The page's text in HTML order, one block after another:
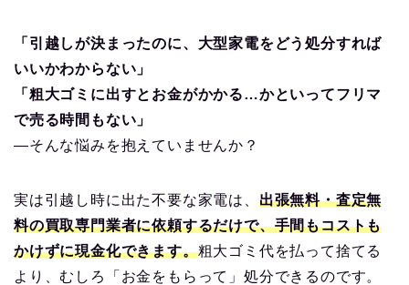
「引越しが決まったのに、大型家電をどう処分すれば
いいかわからない」
「粗大ゴミに出すとお金がかかる…かといってフリマ
で売る時間もない」
—そんな悩みを抱えていませんか？
実は引越し時に出た不要な家電は、 出張無料・査定無
料の買取専門業者に依頼するだけで、手間もコストも
かけずに現金化できます。粗大ゴミ代を払って捨てる
より、むしろ「お金をもらって」処分できるのです。